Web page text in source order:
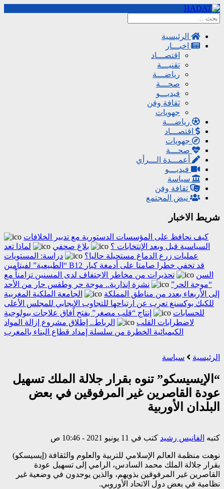
الرئيسية
اخبـــار
اقتصـــاد
تقنيـــة
رياضـــة
صحـــة
فيديـــو
ثقافة وفن
جهويات
رياضـــة
اقتصـــاد
جهويات
صحـــة
أعمـــدة الـــرأي
فيديـــو
سياسة
ثقافة وفن
نبض المجتمع
شريط الاخبار
كيف نحافظ على المؤسسات الدستورية مع تدبير الخلافات
السياسية قبل وبعد الإنتخابات ؟
بلاغ صحفي
لماذا تعد
عمليات زرع الدماغ مستحيلة حاليا؟
دراسة: المستويات
“الطبيعية” لفيتامين B12 قد تخفي خطرا صامتا على أدمغة كبار
السن
تحذيرات من مخاطر الاجتفاف لدى المسنين تزامناً مع
“موجة الحر”
نشرة إنذارية.. موجة حر وطقس حار من الأحد
إلى الأربعاء بعدد من مناطق المملكة
الجامعة الملكية المغربية
للكيك بوكسنغ تعرب عن ارتياحها للتجاوب الإيجابي للمجلس الأعلى
للحسابات
إنتاج “قلب مصغر” يفتح آفاق علاجات بيولوجية
لاضطرابات القلب
الرباط.. إطلاق مشروع إزالة المواد
الكيميائية الخطرة من سلسلة إمداد قطاع البناء بالمغرب
الرئيسية سياسة
“الإيسيسكو” تنوه بقرار جلالة الملك تسهيل
عودة القاصرين غير المرفوقين في بعض
البلدان الأوربية
كتبه الفانيس رشيد كتب في 11 يونيو 2021 - 10:46 ص
نوهت منظمة العالم الإسلامي للتربية والعلوم والثقافة (إيسيسكو)
بقرار جلالة الملك محمد السادس، الرامي إلى تسهيل عودة
القاصرين غير المرفوقين بذويهم، والذين يوجدون في وضعية غير
نظامية في بعض دول الاتحاد الأوروبي.